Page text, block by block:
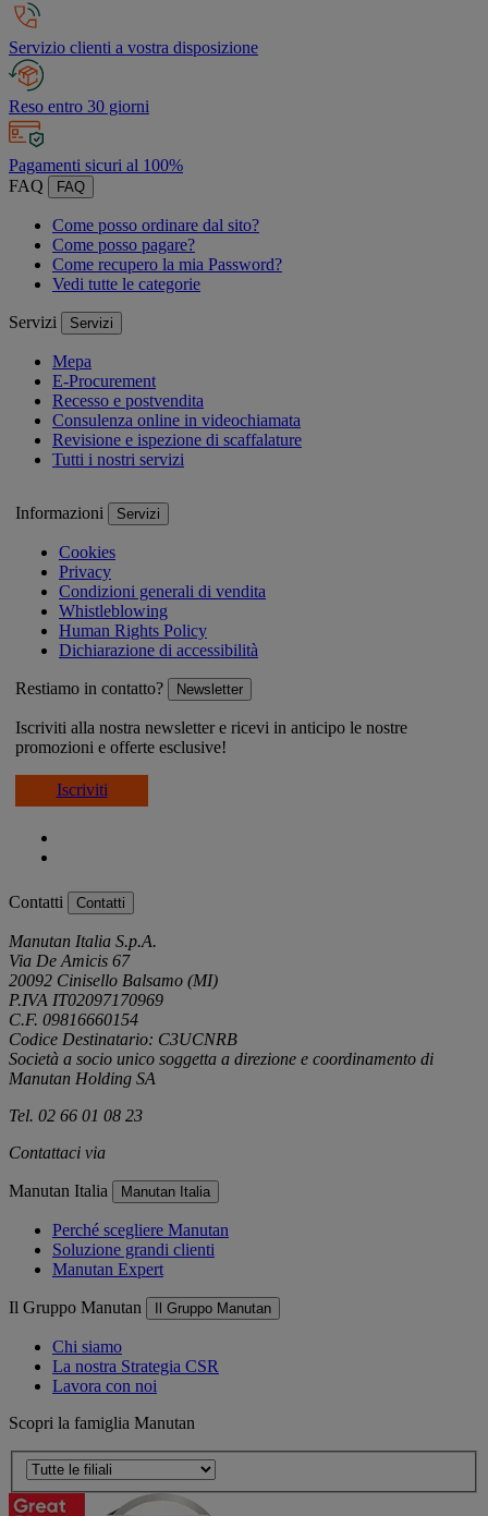
Servizio clienti a vostra disposizione
Reso entro 30 giorni
Pagamenti sicuri al 100%
FAQ
FAQ
Come posso ordinare dal sito?
Come posso pagare?
Come recupero la mia Password?
Vedi tutte le categorie
Servizi Servizi
Mepa
E-Procurement
Recesso e postvendita
Consulenza online in videochiamata
Revisione e ispezione di scaffalature
Tutti i nostri servizi
Informazioni Servizi
Cookies
Privacy
Condizioni generali di vendita
Whistleblowing
Human Rights Policy
Dichiarazione di accessibilità
Restiamo in contatto? Newsletter
Iscriviti alla nostra newsletter e ricevi in anticipo le nostre
promozioni e offerte esclusive!
Iscriviti
Contatti Contatti
Manutan Italia S.p.A.
Via De Amicis 67
20092 Cinisello Balsamo (MI)
P.IVA IT02097170969
C.F. 09816660154
Codice Destinatario: C3UCNRB
Società a socio unico soggetta a direzione e coordinamento di
Manutan Holding SA
Tel. 02 66 01 08 23
Contattaci via
Manutan Italia Manutan Italia
Perché scegliere Manutan
Soluzione grandi clienti
Manutan Expert
Il Gruppo Manutan Il Gruppo Manutan
Chi siamo
La nostra Strategia CSR
Lavora con noi
Scopri la famiglia Manutan